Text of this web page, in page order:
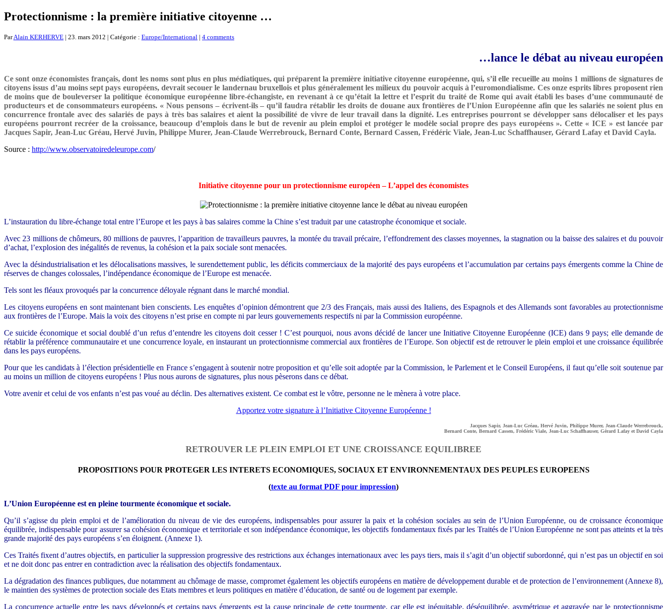
Protectionnisme : la première initiative citoyenne …
ParAlain KERHERVE | 23. mars 2012 | Catégorie : Europe/International | 4 comments
…lance le débat au niveau européen
Ce sont onze économistes français, dont les noms sont plus en plus médiatiques, qui préparent la première initiative citoyenne européenne, qui, s’il elle recueille au moins 1 millions de signatures de
citoyens issus d’au moins sept pays européens, devrait secouer le landernau bruxellois et plus généralement les milieux du pouvoir acquis à l’euromondialisme. Ces onze esprits libres proposent rien
de moins que de bouleverser la politique économique européenne libre-échangiste, en revenant à ce qu’était la lettre et l’esprit du traité de Rome qui avait établi les bases d’une communauté de
producteurs et de consommateurs européens. « Nous pensons – écrivent-ils – qu’il faudra rétablir les droits de douane aux frontières de l’Union Européenne afin que les salariés ne soient plus en
concurrence frontale avec des salariés de pays à très bas salaires et aient la possibilité de vivre de leur travail dans la dignité. Les entreprises pourront se développer sans délocaliser et les pays
européens pourront recréer de la croissance, beaucoup d’emplois dans le but de revenir au plein emploi et protéger le modèle social propre des pays européens ». Cette « ICE » est lancée par
Jacques Sapir, Jean-Luc Gréau, Hervé Juvin, Philippe Murer, Jean-Claude Werrebrouck, Bernard Conte, Bernard Cassen, Frédéric Viale, Jean-Luc Schaffhauser, Gérard Lafay et David Cayla.
Source : http://www.observatoiredeleurope.com/
Initiative citoyenne pour un protectionnisme européen – L’appel des économistes
L’instauration du libre-échange total entre l’Europe et les pays à bas salaires comme la Chine s’est traduit par une catastrophe économique et sociale.
Avec 23 millions de chômeurs, 80 millions de pauvres, l’apparition de travailleurs pauvres, la montée du travail précaire, l’effondrement des classes moyennes, la stagnation ou la baisse des salaires et du pouvoir
d’achat, l’explosion des inégalités de revenus, la cohésion et la paix sociale sont menacées.
Avec la désindustrialisation et les délocalisations massives, le surendettement public, les déficits commerciaux de la majorité des pays européens et l’accumulation par certains pays émergents comme la Chine de
réserves de changes colossales, l’indépendance économique de l’Europe est menacée.
Tels sont les fléaux provoqués par la concurrence déloyale régnant dans le marché mondial.
Les citoyens européens en sont maintenant bien conscients. Les enquêtes d’opinion démontrent que 2/3 des Français, mais aussi des Italiens, des Espagnols et des Allemands sont favorables au protectionnisme
aux frontières de l’Europe. Mais la voix des citoyens n’est prise en compte ni par leurs gouvernements respectifs ni par la Commission européenne.
Ce suicide économique et social doublé d’un refus d’entendre les citoyens doit cesser ! C’est pourquoi, nous avons décidé de lancer une Initiative Citoyenne Européenne (ICE) dans 9 pays; elle demande de
rétablir la préférence communautaire et une concurrence loyale, en instaurant un protectionnisme commercial aux frontières de l’Europe. Son objectif est de retrouver le plein emploi et une croissance équilibrée
dans les pays européens.
Pour que les candidats à l’élection présidentielle en France s’engagent à soutenir notre proposition et qu’elle soit adoptée par la Commission, le Parlement et le Conseil Européens, il faut qu’elle soit soutenue par
au moins un million de citoyens européens ! Plus nous aurons de signatures, plus nous pèserons dans ce débat.
Votre avenir et celui de vos enfants n’est pas voué au déclin. Des alternatives existent. Ce combat est le vôtre, personne ne le mènera à votre place.
Apportez votre signature à l’Initiative Citoyenne Européenne !
Jacques Sapir, Jean-Luc Gréau, Hervé Juvin, Philippe Murer, Jean-Claude Werrebrouck,
Bernard Conte, Bernard Cassen, Frédéric Viale, Jean-Luc Schaffhauser, Gérard Lafay et David Cayla
RETROUVER LE PLEIN EMPLOI ET UNE CROISSANCE EQUILIBREE
PROPOSITIONS POUR PROTEGER LES INTERETS ECONOMIQUES, SOCIAUX ET ENVIRONNEMENTAUX DES PEUPLES EUROPEENS
(texte au format PDF pour impression)
L’Union Européenne est en pleine tourmente économique et sociale.
Qu’il s’agisse du plein emploi et de l’amélioration du niveau de vie des européens, indispensables pour assurer la paix et la cohésion sociales au sein de l’Union Européenne, ou de croissance économique
équilibrée, indispensable pour assurer sa cohésion économique et territoriale et son indépendance économique, les objectifs fondamentaux fixés par les Traités de l’Union Européenne ne sont pas atteints et la très
grande majorité des pays européens s’en éloignent. (Annexe 1).
Ces Traités fixent d’autres objectifs, en particulier la suppression progressive des restrictions aux échanges internationaux avec les pays tiers, mais il s’agit d’un objectif subordonné, qui n’est pas un objectif en soi
et ne doit donc pas entrer en contradiction avec la réalisation des objectifs fondamentaux.
La dégradation des finances publiques, due notamment au chômage de masse, compromet également les objectifs européens en matière de développement durable et de protection de l’environnement (Annexe 8),
le maintien des systèmes de protection sociale des Etats membres et leurs politiques en matière d’éducation, de santé ou de logement par exemple.
La concurrence actuelle entre les pays développés et certains pays émergents est la cause principale de cette tourmente, car elle est inéquitable, déséquilibrée, asymétrique et aggravée par le protectionnisme